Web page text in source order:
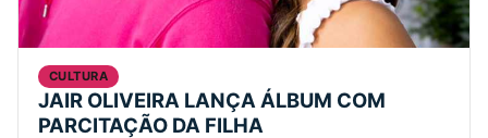
CULTURA
JAIR OLIVEIRA LANÇA ÁLBUM COM
PARCITAÇÃO DA FILHA